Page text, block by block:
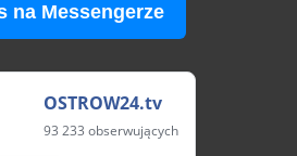
na Messengerze
OSTROW24.tv
93 233 obserwujących